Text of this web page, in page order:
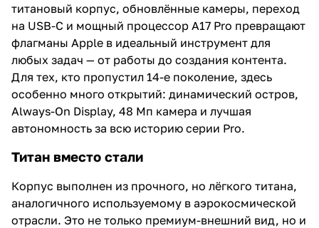
титановый корпус, обновлённые камеры, переход
на USB-C и мощный процессор A17 Pro превращают
флагманы Apple в идеальный инструмент для
любых задач — от работы до создания контента.
Для тех, кто пропустил 14-е поколение, здесь
особенно много открытий: динамический остров,
Always-On Display, 48 Мп камера и лучшая
автономность за всю историю серии Pro.
Титан вместо стали
Корпус выполнен из прочного, но лёгкого титана,
аналогичного используемому в аэрокосмической
отрасли. Это не только премиум-внешний вид, но и